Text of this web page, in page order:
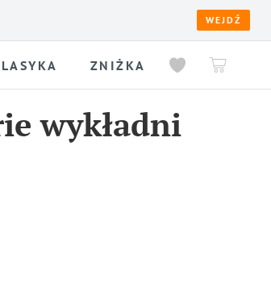
WEJDŹ
ZNIŻKA
wykładni